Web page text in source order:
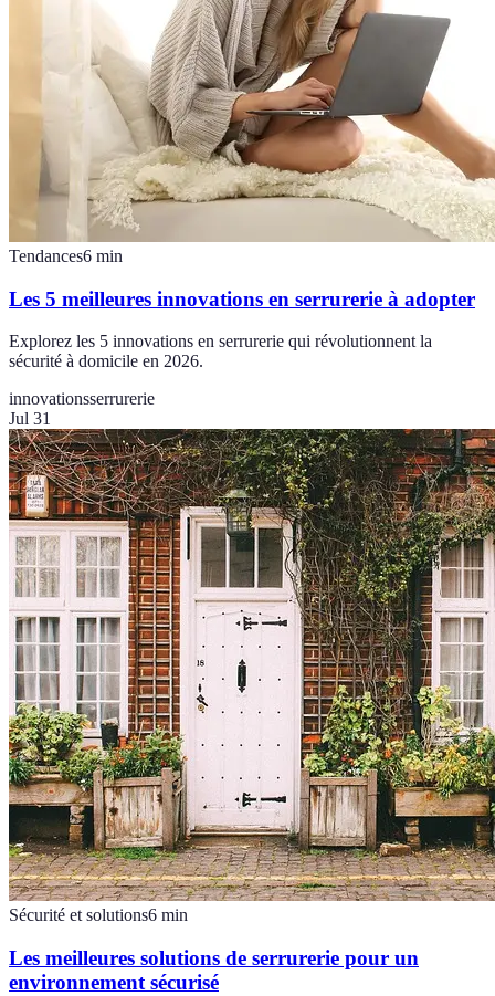
Tendances6 min
Les 5 meilleures innovations en serrurerie à adopter
Explorez les 5 innovations en serrurerie qui révolutionnent la
sécurité à domicile en 2026.
innovationsserrurerie
Jul 31
Sécurité et solutions6 min
Les meilleures solutions de serrurerie pour un
environnement sécurisé